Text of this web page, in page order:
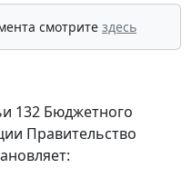
смотрите здесь
132 Бюджетного
Правительство